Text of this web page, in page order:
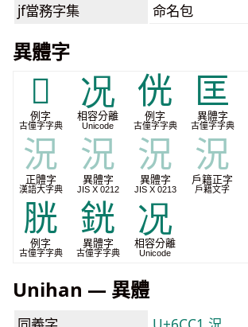
jf當務字集 命名包
異體字
𡋱
例字
古僮字字典
况
相容分離
Unicode
侊
例字
古僮字字典
匡
異體字
古僮字字典
況
正體字
漢語大字典
況
異體字
JIS X 0212
況
異體字
JIS X 0213
況
戶籍正字
戶籍文字
胱
例字
古僮字字典
銧
異體字
古僮字字典
况
相容分離
Unicode
Unihan — 異體